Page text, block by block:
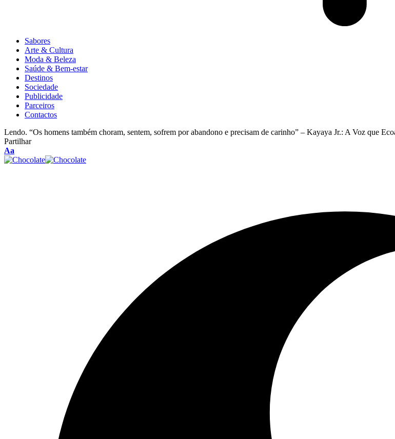
Sabores
Arte & Cultura
Moda & Beleza
Saúde & Bem-estar
Destinos
Sociedade
Publicidade
Parceiros
Contactos
Lendo. “Os homens também choram, sentem, sofrem por abandono e precisam de carinho” – Kayaya Jr.: A Voz que
Partilhar
Aa